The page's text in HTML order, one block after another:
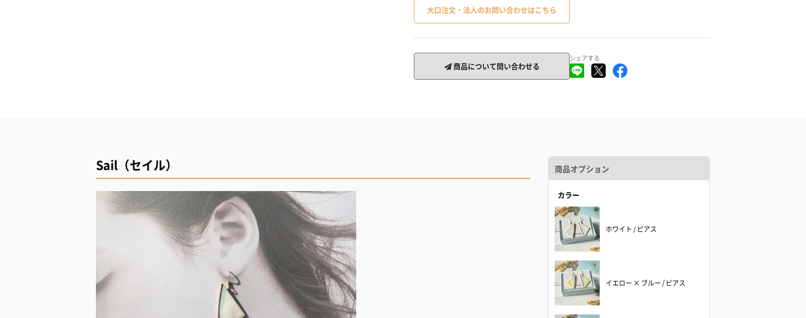
大口注文・法人のお問い合わせはこちら
商品について問い合わせる
シェアする
Sail（セイル） 商品オプション
カラー
ホワイト / ピアス
イエロー × ブルー / ピアス